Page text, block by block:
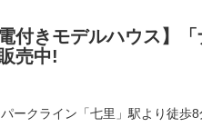
電付きモデルハウス】
売中!
ークライン「七里」駅より徒歩